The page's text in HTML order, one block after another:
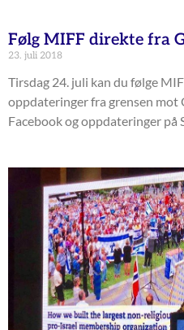
Følg MIFF direkte fra
23. juli 2018
Tirsdag 24. juli kan du følge
oppdateringer fra grensen mot
Facebook og oppdateringer på